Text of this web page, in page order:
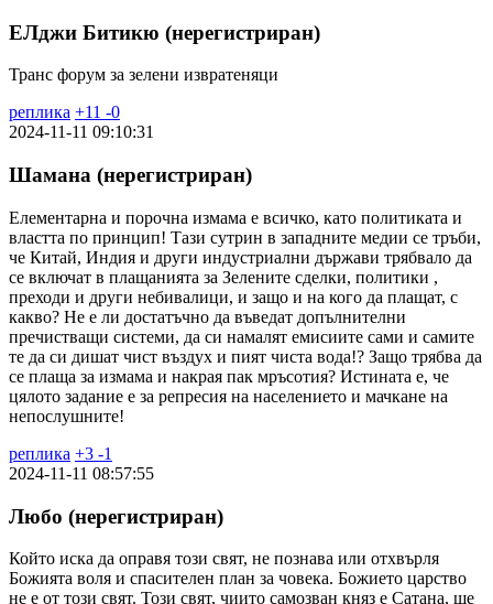
ЕЛджи Битикю (нерегистриран)
Транс форум за зелени извратеняци
реплика +11 -0
2024-11-11 09:10:31
Шамана (нерегистриран)
Елементарна и порочна измама е всичко, като политиката и
властта по принцип! Тази сутрин в западните медии се тръби,
че Китай, Индия и други индустриални държави трябвало да
се включат в плащанията за Зелените сделки, политики ,
преходи и други небивалици, и защо и на кого да плащат, с
какво? Не е ли достатъчно да въведат допълнителни
пречистващи системи, да си намалят емисиите сами и самите
те да си дишат чист въздух и пият чиста вода!? Защо трябва да
се плаща за измама и накрая пак мръсотия? Истината е, че
цялото задание е за репресия на населението и мачкане на
непослушните!
реплика +3 -1
2024-11-11 08:57:55
Любо (нерегистриран)
Който иска да оправя този свят, не познава или отхвърля
Божията воля и спасителен план за човека. Божието царство
не е от този свят. Този свят, чиито самозван княз е Сатана, ще